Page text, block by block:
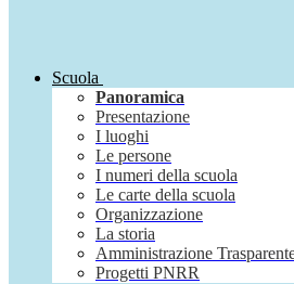
Scuola
Panoramica
Presentazione
I luoghi
Le persone
I numeri della scuola
Le carte della scuola
Organizzazione
La storia
Amministrazione
Progetti PNRR